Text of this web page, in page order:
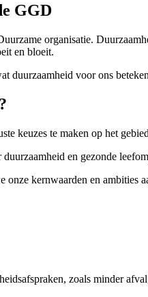
GGD
organisatie.
en bloeit.
duurzaamheid voor ons
keuzes te maken op het
en gezonde
kernwaarden en ambities
zoals minder